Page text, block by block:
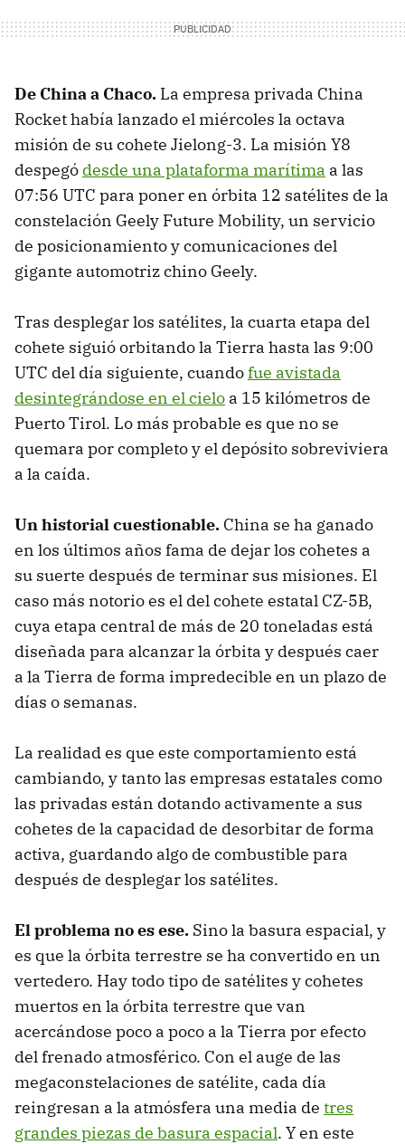
De China a Chaco. La empresa privada China
Rocket había lanzado el miércoles la octava
misión de su cohete Jielong-3. La misión Y8
despegó desde una plataforma marítima a las
07:56 UTC para poner en órbita 12 satélites de la
constelación Geely Future Mobility, un servicio
de posicionamiento y comunicaciones del
gigante automotriz chino Geely.
Tras desplegar los satélites, la cuarta etapa del
cohete siguió orbitando la Tierra hasta las 9:00
UTC del día siguiente, cuandofue avistada
desintegrándose en el cielo a 15 kilómetros de
Puerto Tirol. Lo más probable es que no se
quemara por completo y el depósito sobreviviera
a la caída.
Un historial cuestionable. China se ha ganado
en los últimos años fama de dejar los cohetes a
su suerte después de terminar sus misiones. El
caso más notorio es el del cohete estatal CZ-5B,
cuya etapa central de más de 20 toneladas está
diseñada para alcanzar la órbita y después caer
a la Tierra de forma impredecible en un plazo de
días o semanas.
La realidad es que este comportamiento está
cambiando, y tanto las empresas estatales como
las privadas están dotando activamente a sus
cohetes de la capacidad de desorbitar de forma
activa, guardando algo de combustible para
después de desplegar los satélites.
El problema no es ese. Sino la basura espacial, y
es que la órbita terrestre se ha convertido en un
vertedero. Hay todo tipo de satélites y cohetes
muertos en la órbita terrestre que van
acercándose poco a poco a la Tierra por efecto
del frenado atmosférico. Con el auge de las
megaconstelaciones de satélite, cada día
reingresan a la atmósfera una media de tres
grandes piezas de basura espacial. Y en este